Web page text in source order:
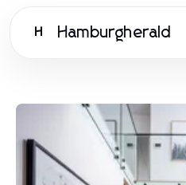
H Hamburgherald